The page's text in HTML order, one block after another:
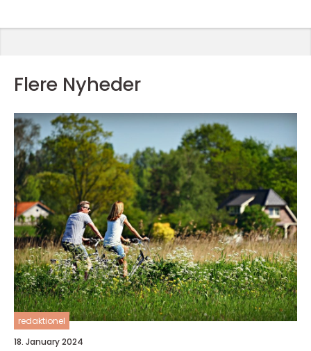
Flere Nyheder
redaktionel
18. January 2024